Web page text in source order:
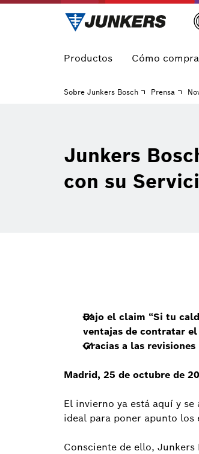
Productos Cómo
Sobre Junkers Bosch Prensa
Junkers
con su
Bajo el claim “Si tu
ventajas de contratar
Gracias a las
Madrid, 25 de octubre de
El invierno ya está aquí y
ideal para poner apunto
Consciente de ello,